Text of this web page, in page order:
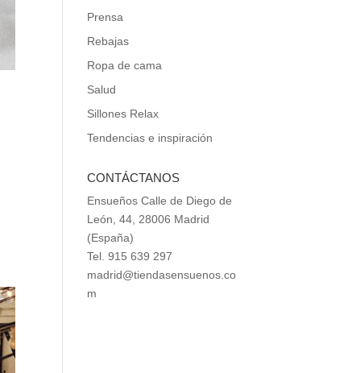
Prensa
Rebajas
Ropa de cama
Salud
Sillones Relax
Tendencias e inspiración
CONTÁCTANOS
Ensueños Calle de Diego de
León, 44, 28006 Madrid
(España)
Tel. 915 639 297
madrid@tiendasensuenos.co
m